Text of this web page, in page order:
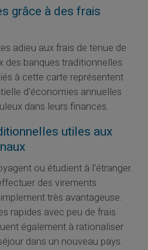
grâce à des frais
adieu aux frais de tenue de
des banques traditionnelles.
à cette carte représentent
d'économies annuelles
dans leurs finances.
utiles aux
ou étudient à l'étranger.
des virements
très avantageuse.
rapides avec peu de frais
également à rationaliser
dans un nouveau pays.